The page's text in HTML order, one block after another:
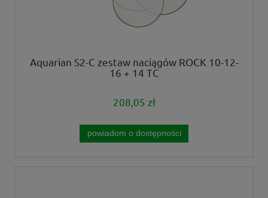
Aquarian S2-C zestaw naciągów ROCK 10-12-
16 + 14 TC
208,05 zł
powiadom o dostępności